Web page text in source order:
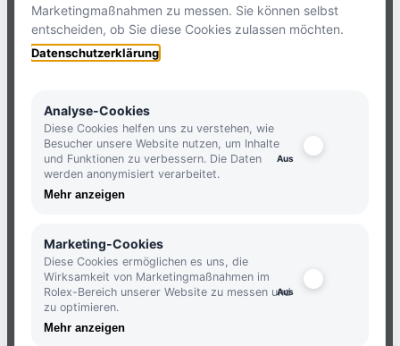
HOLLFELDER
JETZT ANMELDEN UND KEINE
NEUIGKEITEN MEHR VERPASSEN.
Marketingmaßnahmen zu messen. Sie können selbst
entscheiden, ob Sie diese Cookies zulassen möchten.
Datenschutzerklärung
Analyse-Cookies
Diese Cookies helfen uns zu verstehen, wie
Besucher unsere Website nutzen, um Inhalte
und Funktionen zu verbessern. Die Daten
werden anonymisiert verarbeitet.
Mehr anzeigen
Marketing-Cookies
Diese Cookies ermöglichen es uns, die
Wirksamkeit von Marketingmaßnahmen im
Rolex-Bereich unserer Website zu messen und
zu optimieren.
Mehr anzeigen